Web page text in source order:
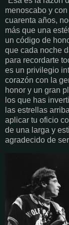
menoscabo y
cuarenta años,
más que una
un código de
que cada noche
para recordarte
es un privilegio
corazón con la
honor y un gran
los que has
las estrellas
aplicar tu oficio
de una larga y
agradecido de